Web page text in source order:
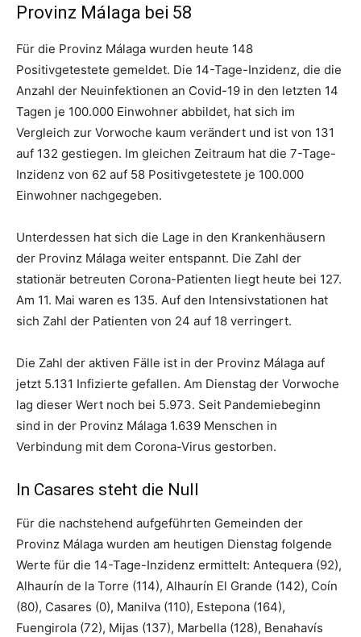
Provinz Málaga bei 58
Für die Provinz Málaga wurden heute 148
Positivgetestete gemeldet. Die 14-Tage-Inzidenz, die die
Anzahl der Neuinfektionen an Covid-19 in den letzten 14
Tagen je 100.000 Einwohner abbildet, hat sich im
Vergleich zur Vorwoche kaum verändert und ist von 131
auf 132 gestiegen. Im gleichen Zeitraum hat die 7-Tage-
Inzidenz von 62 auf 58 Positivgetestete je 100.000
Einwohner nachgegeben.
Unterdessen hat sich die Lage in den Krankenhäusern
der Provinz Málaga weiter entspannt. Die Zahl der
stationär betreuten Corona-Patienten liegt heute bei 127.
Am 11. Mai waren es 135. Auf den Intensivstationen hat
sich Zahl der Patienten von 24 auf 18 verringert.
Die Zahl der aktiven Fälle ist in der Provinz Málaga auf
jetzt 5.131 Infizierte gefallen. Am Dienstag der Vorwoche
lag dieser Wert noch bei 5.973. Seit Pandemiebeginn
sind in der Provinz Málaga 1.639 Menschen in
Verbindung mit dem Corona-Virus gestorben.
In Casares steht die Null
Für die nachstehend aufgeführten Gemeinden der
Provinz Málaga wurden am heutigen Dienstag folgende
Werte für die 14-Tage-Inzidenz ermittelt: Antequera (92),
Alhaurín de la Torre (114), Alhaurín El Grande (142), Coín
(80), Casares (0), Manilva (110), Estepona (164),
Fuengirola (72), Mijas (137), Marbella (128), Benahavís